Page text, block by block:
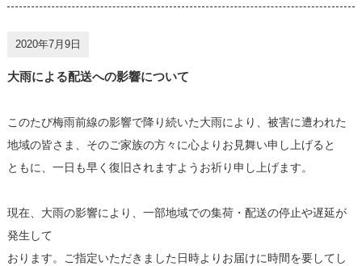
2020年7月9日
大雨による配送への影響について
このたび梅雨前線の影響で降り続いた大雨により、被害に遭われた
地域の皆さま、そのご家族の方々に心よりお見舞い申し上げると
ともに、一日も早く復旧されますようお祈り申し上げます。
現在、大雨の影響により、一部地域での集荷・配送の停止や遅延が
発生して
おります。ご指定いただきました日時よりお届けに時間を要してし